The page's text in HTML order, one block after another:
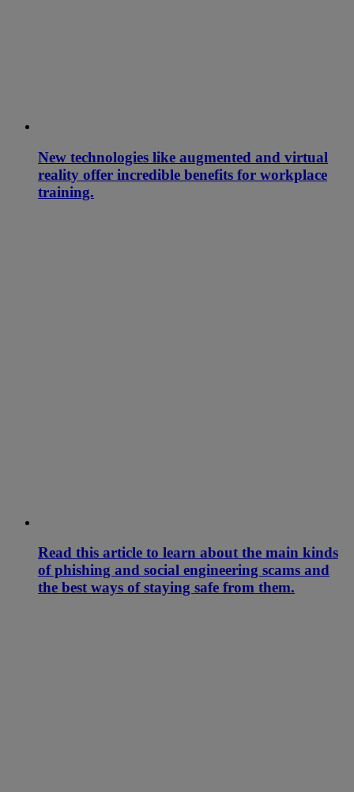
New technologies like augmented and virtual
reality offer incredible benefits for workplace
training.
Read this article to learn about the main kinds
of phishing and social engineering scams and
the best ways of staying safe from them.